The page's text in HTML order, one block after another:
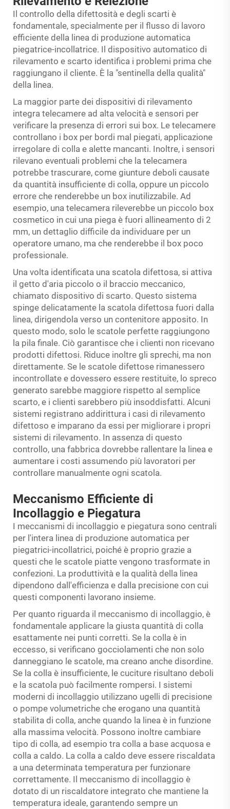
Il controllo della difettosità e degli scarti è
fondamentale, specialmente per il flusso di lavoro
efficiente della linea di produzione automatica
piegatrice-incollatrice. Il dispositivo automatico di
rilevamento e scarto identifica i problemi prima che
raggiungano il cliente. È la "sentinella della qualità"
della linea.
La maggior parte dei dispositivi di rilevamento
integra telecamere ad alta velocità e sensori per
verificare la presenza di errori sui box. Le telecamere
controllano i box per bordi mal piegati, applicazione
irregolare di colla e alette mancanti. Inoltre, i sensori
rilevano eventuali problemi che la telecamera
potrebbe trascurare, come giunture deboli causate
da quantità insufficiente di colla, oppure un piccolo
errore che renderebbe un box inutilizzabile. Ad
esempio, una telecamera rileverebbe un piccolo box
cosmetico in cui una piega è fuori allineamento di 2
mm, un dettaglio difficile da individuare per un
operatore umano, ma che renderebbe il box poco
professionale.
Una volta identificata una scatola difettosa, si attiva
il getto d'aria piccolo o il braccio meccanico,
chiamato dispositivo di scarto. Questo sistema
spinge delicatamente la scatola difettosa fuori dalla
linea, dirigendola verso un contenitore apposito. In
questo modo, solo le scatole perfette raggiungono
la pila finale. Ciò garantisce che i clienti non ricevano
prodotti difettosi. Riduce inoltre gli sprechi, ma non
direttamente. Se le scatole difettose rimanessero
incontrollate e dovessero essere restituite, lo spreco
generato sarebbe maggiore rispetto al semplice
scarto, e i clienti sarebbero più insoddisfatti. Alcuni
sistemi registrano addirittura i casi di rilevamento
difettoso e imparano da essi per migliorare i propri
sistemi di rilevamento. In assenza di questo
controllo, una fabbrica dovrebbe rallentare la linea e
aumentare i costi assumendo più lavoratori per
controllare manualmente ogni scatola.
Meccanismo Efficiente di
Incollaggio e Piegatura
I meccanismi di incollaggio e piegatura sono centrali
per l'intera linea di produzione automatica per
piegatrici-incollatrici, poiché è proprio grazie a
questi che le scatole piatte vengono trasformate in
confezioni. La produttività e la qualità della linea
dipendono dall'efficienza e dalla precisione con cui
questi componenti lavorano insieme.
Per quanto riguarda il meccanismo di incollaggio, è
fondamentale applicare la giusta quantità di colla
esattamente nei punti corretti. Se la colla è in
eccesso, si verificano gocciolamenti che non solo
danneggiano le scatole, ma creano anche disordine.
Se la colla è insufficiente, le cuciture risultano deboli
e la scatola può facilmente rompersi. I sistemi
moderni di incollaggio utilizzano ugelli di precisione
o pompe volumetriche che erogano una quantità
stabilita di colla, anche quando la linea è in funzione
alla massima velocità. Possono inoltre cambiare
tipo di colla, ad esempio tra colla a base acquosa e
colla a caldo. La colla a caldo deve essere riscaldata
a una determinata temperatura per funzionare
correttamente. Il meccanismo di incollaggio è
dotato di un riscaldatore integrato che mantiene la
temperatura ideale, garantendo sempre un